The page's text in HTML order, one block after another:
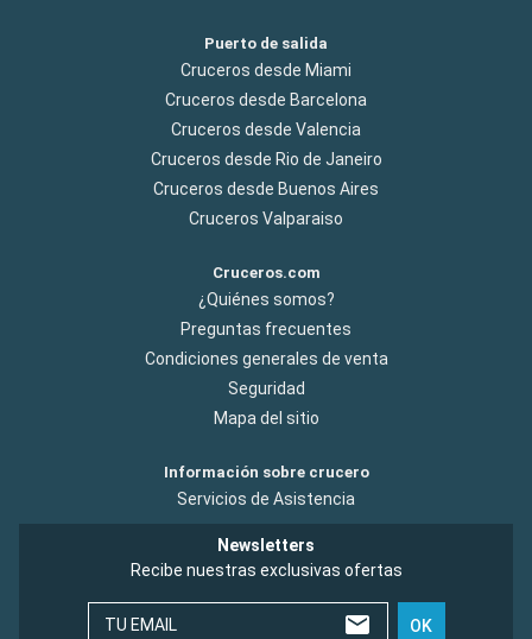
Puerto de salida
Cruceros desde Miami
Cruceros desde Barcelona
Cruceros desde Valencia
Cruceros desde Rio de Janeiro
Cruceros desde Buenos Aires
Cruceros Valparaiso
Cruceros.com
¿Quiénes somos?
Preguntas frecuentes
Condiciones generales de venta
Seguridad
Mapa del sitio
Información sobre crucero
Servicios de Asistencia
Newsletters
Recibe nuestras exclusivas ofertas
TU EMAIL OK